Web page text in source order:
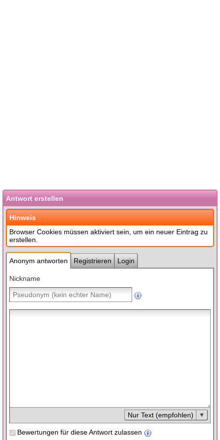
Antwort erstellen
Hinweis
Browser Cookies müssen aktiviert sein, um ein neuer Eintrag zu
erstellen.
Anonym antworten Registrieren Login
Nickname
Nur Text (empfohlen)
Bewertungen für diese Antwort zulassen